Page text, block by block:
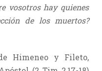
vosotros hay quienes
de los muertos?
Himeneo y Fileto,